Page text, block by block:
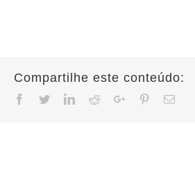
Compartilhe este conteúdo:
Facebook
TwitterLinkedinRedditGoogle+PinterestEmail